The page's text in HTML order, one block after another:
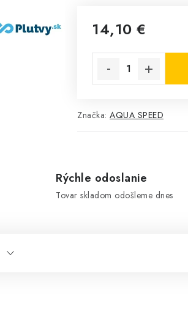
14,10 €
Značka: AQUA SPEED
Rýchle odoslanie
Tovar skladom odošleme dnes